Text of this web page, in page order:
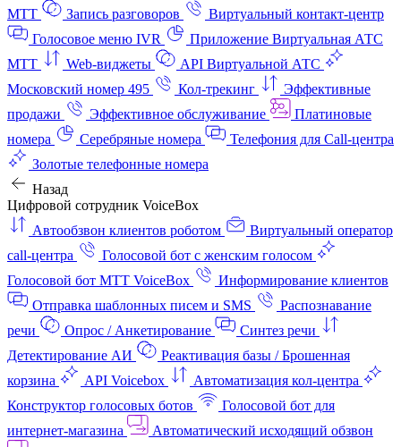
МТТ
Запись разговоров
Виртуальный контакт‑центр
Голосовое меню IVR
Приложение Виртуальная АТС
МТТ
Web-виджеты
API Виртуальной АТС
Московский номер 495
Кол-трекинг
Эффективные
продажи
Эффективное обслуживание
Платиновые
номера
Серебряные номера
Телефония для Call-центра
Золотые телефонные номера
Назад
Цифровой сотрудник VoiceBox
Автообзвон клиентов роботом
Виртуальный оператор
call-центра
Голосовой бот с женским голосом
Голосовой бот МТТ VoiceBox
Информирование клиентов
Отправка шаблонных писем и SMS
Распознавание
речи
Опрос / Анкетирование
Синтез речи
Детектирование АИ
Реактивация базы / Брошенная
корзина
API Voicebox
Автоматизация кол‑центра
Конструктор голосовых ботов
Голосовой бот для
интернет‑магазина
Автоматический исходящий обзвон